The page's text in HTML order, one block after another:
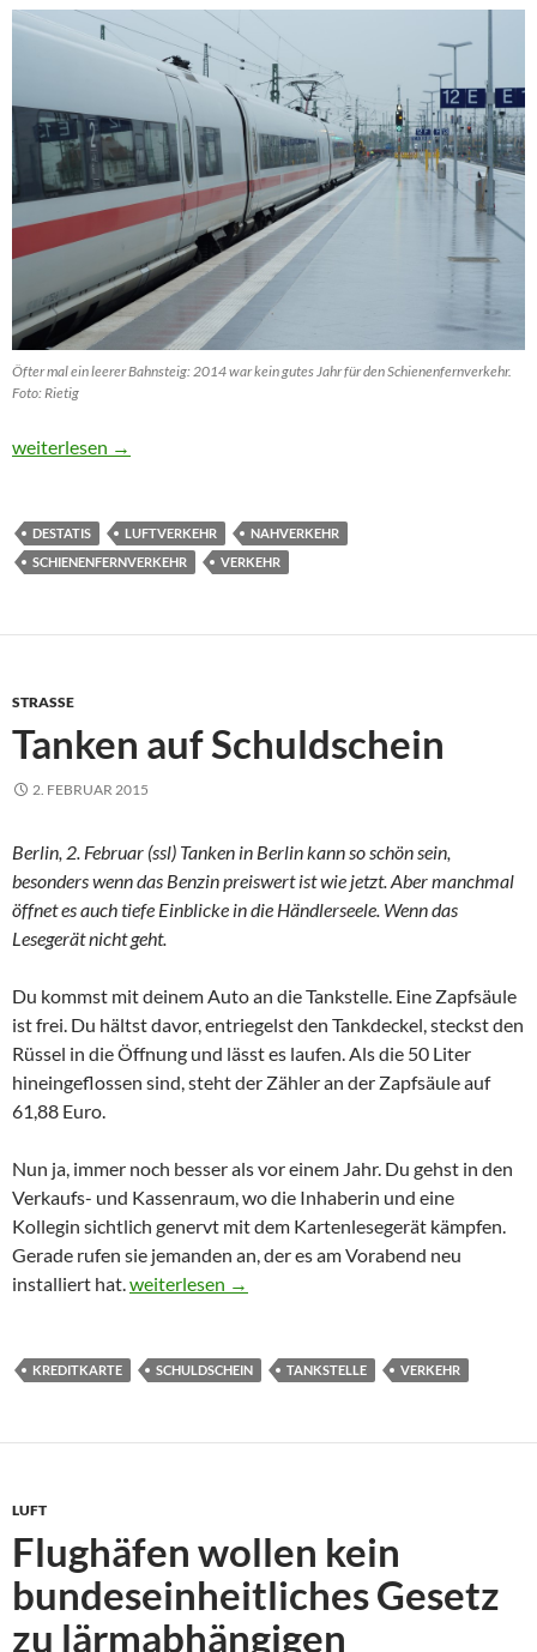
Öfter mal ein leerer Bahnsteig: 2014 war kein gutes Jahr für den Schienenfernverkehr.
Foto: Rietig
Weniger Fahrgäste im Nahverkehrsbus, anhaltender Boom
weiterlesen →
DESTATIS LUFTVERKEHR
NAHVERKEHR
SCHIENENFERNVERKEHR
VERKEHR
STRASSE
Tanken auf Schuldschein
2. FEBRUAR 2015
Berlin, 2. Februar (ssl) Tanken in Berlin kann so schön sein,
besonders wenn das Benzin preiswert ist wie jetzt. Aber manchmal
öffnet es auch tiefe Einblicke in die Händlerseele. Wenn das
Lesegerät nicht geht.
Du kommst mit deinem Auto an die Tankstelle. Eine Zapfsäule
ist frei. Du hältst davor, entriegelst den Tankdeckel, steckst den
Rüssel in die Öffnung und lässt es laufen. Als die 50 Liter
hineingeflossen sind, steht der Zähler an der Zapfsäule auf
61,88 Euro.
Nun ja, immer noch besser als vor einem Jahr. Du gehst in den
Verkaufs- und Kassenraum, wo die Inhaberin und eine
Kollegin sichtlich genervt mit dem Kartenlesegerät kämpfen.
Gerade rufen sie jemanden an, der es am Vorabend neu
installiert hat.Tanken auf Schuldschein
weiterlesen →
KREDITKARTE SCHULDSCHEIN TANKSTELLE VERKEHR
LUFT
Flughäfen wollen kein
bundeseinheitliches Gesetz
zu lärmabhängigen